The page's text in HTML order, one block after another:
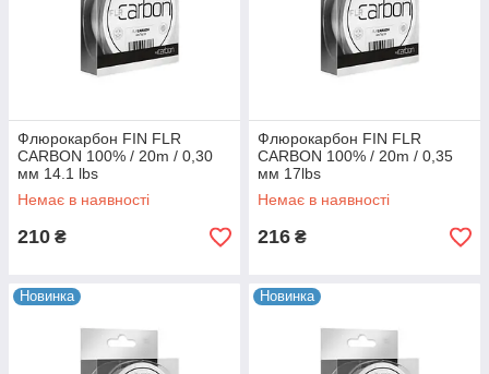
Флюрокарбон FIN FLR
CARBON 100% / 20m / 0,30
мм 14.1 lbs
Немає в наявності
210 ₴
Флюрокарбон FIN FLR
CARBON 100% / 20m / 0,35
мм 17lbs
Немає в наявності
216 ₴
Новинка Новинка